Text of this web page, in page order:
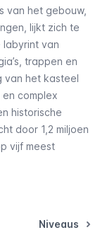
van het gebouw,
lijkt zich te
van
trappen en
van het kasteel
complex
historische
door 1,2 miljoen
vijf meest
Niveaus